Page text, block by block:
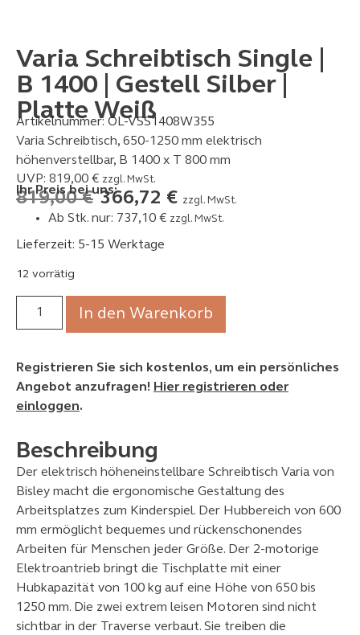
Varia Schreibtisch Single |
B 1400 | Gestell Silber |
Platte Weiß
Artikelnummer: OL-VSS1408W355
Varia Schreibtisch, 650-1250 mm elektrisch
höhenverstellbar, B 1400 x T 800 mm
UVP: 819,00 € zzgl. MwSt.
Ihr Preis bei uns:
819,00€ 366,72 € zzgl. MwSt.
Ab Stk. nur: 737,10 € zzgl. MwSt.
Lieferzeit: 5-15 Werktage
12 vorrätig
In den Warenkorb
Registrieren Sie sich kostenlos, um ein persönliches
Angebot anzufragen! Hier registrieren oder
einloggen.
Beschreibung
Der elektrisch höheneinstellbare Schreibtisch Varia von
Bisley macht die ergonomische Gestaltung des
Arbeitsplatzes zum Kinderspiel. Der Hubbereich von 600
mm ermöglicht bequemes und rückenschonendes
Arbeiten für Menschen jeder Größe. Der 2-motorige
Elektroantrieb bringt die Tischplatte mit einer
Hubkapazität von 100 kg auf eine Höhe von 650 bis
1250 mm. Die zwei extrem leisen Motoren sind nicht
sichtbar in der Traverse verbaut. Sie treiben die